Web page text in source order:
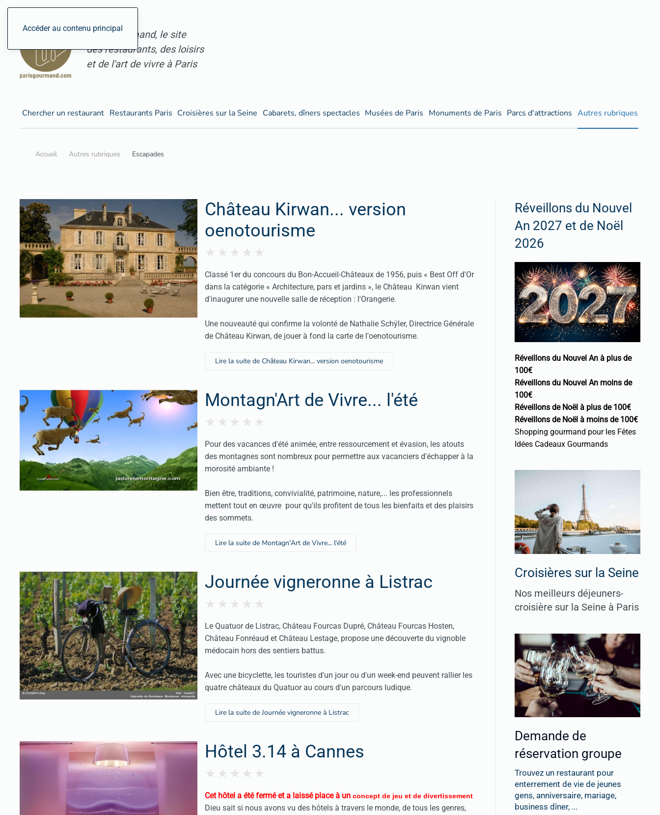
Accéder au contenu principal
ParisGourmand, le site
des restaurants, des loisirs
et de l'art de vivre à Paris
Chercher un restaurant Restaurants Paris Croisières sur la Seine Cabarets, dîners spectacles Musées de Paris Monuments de Paris Parcs d'attractions Autres rubriques
Accueil Autres rubriques Escapades
Château Kirwan... version
oenotourisme
Classé 1er du concours du Bon-Accueil-Châteaux de 1956, puis « Best Off d'Or
dans la catégorie « Architecture, pars et jardins », le Château Kirwan vient
d'inaugurer une nouvelle salle de réception : l'Orangerie.
Une nouveauté qui confirme la volonté de Nathalie Schÿler, Directrice Générale
de Château Kirwan, de jouer à fond la carte de l'oenotourisme.
Lire la suite de Château Kirwan... version oenotourisme
Montagn'Art de Vivre... l'été
Pour des vacances d'été animée, entre ressourcement et évasion, les atouts
des montagnes sont nombreux pour permettre aux vacanciers d'échapper à la
morosité ambiante !
Bien être, traditions, convivialité, patrimoine, nature,... les professionnels
mettent tout en œuvre pour qu'ils profitent de tous les bienfaits et des plaisirs
des sommets.
Lire la suite de Montagn'Art de Vivre... l'été
Journée vigneronne à Listrac
Le Quatuor de Listrac, Château Fourcas Dupré, Château Fourcas Hosten,
Château Fonréaud et Château Lestage, propose une découverte du vignoble
médocain hors des sentiers battus.
Avec une bicyclette, les touristes d'un jour ou d'un week-end peuvent rallier les
quatre châteaux du Quatuor au cours d'un parcours ludique.
Lire la suite de Journée vigneronne à Listrac
Hôtel 3.14 à Cannes
Cet hôtel a été fermé et a laissé place à unconcept de jeu et de divertissement
Dieu sait si nous avons vu des hôtels à travers le monde, de tous les genres,
Réveillons du Nouvel
An 2027 et de Noël
2026
Réveillons du Nouvel An à plus de
100€
Réveillons du Nouvel An moins de
100€
Réveillons de Noël à plus de 100€
Réveillons de Noël à moins de 100€
Shopping gourmand pour les Fêtes
Idées Cadeaux Gourmands
Croisières sur la Seine
Nos meilleurs déjeuners-
croisière sur la Seine à Paris
Demande de
réservation groupe
Trouvez un restaurant pour
enterrement de vie de jeunes
gens, anniversaire, mariage,
business dîner, ...